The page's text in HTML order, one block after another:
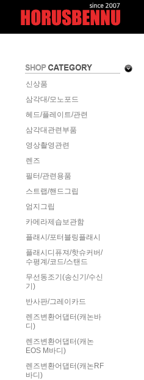
신상품
삼각대/모노포드
헤드/플레이트/관련
삼각대관련부품
영상촬영관련
렌즈
필터/관련용품
스트랩/핸드그립
엄지그립
카메라제습보관함
플래시/포터블링플래시
플래시디퓨져/핫슈커버/
수평계/코드/스탠드
무선동조기(송신기/수신
기)
반사판/그레이카드
렌즈변환어댑터(캐논바
디)
렌즈변환어댑터(캐논
EOS M바디)
렌즈변환어댑터(캐논RF
바디)